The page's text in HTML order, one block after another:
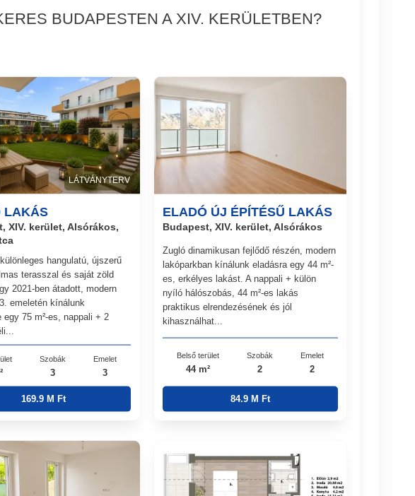
BUDAPESTEN A XIV. KERÜLETBEN?
LÁTVÁNYTERV
LAKÁS
XIV. kerület, Alsórákos,
hangulatú, újszerű
terasszal és saját zöld
2021-ben átadott, modern
emeletén kínálunk
egy 75 m²-es, nappali + 2
Szobák
3
Emelet
3
169.9 M Ft
ELADÓ ÚJ ÉPÍTÉSŰ LAKÁS
Budapest, XIV. kerület, Alsórákos
Zugló dinamikusan fejlődő részén, modern
lakóparkban kínálunk eladásra egy 44 m²-
es, erkélyes lakást. A nappali + külön
nyíló hálószobás, 44 m²-es lakás
praktikus elrendezésének és jól
kihasználhat...
Belső terület
44 m²
Szobák
2
Emelet
2
84.9 M Ft